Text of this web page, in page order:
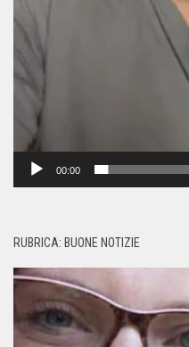
00:00
RUBRICA: BUONE NOTIZIE